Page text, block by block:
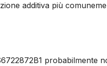
additiva più
probabilmente